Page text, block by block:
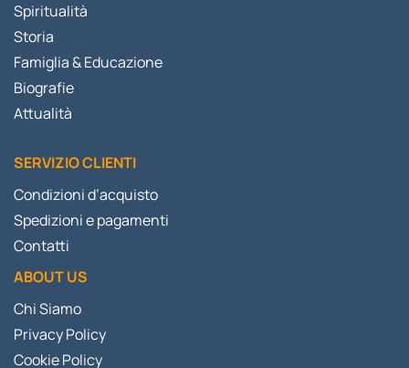
Spiritualità
Storia
Famiglia & Educazione
Biografie
Attualità
SERVIZIO CLIENTI
Condizioni d’acquisto
Spedizioni e pagamenti
Contatti
ABOUT US
Chi Siamo
Privacy Policy
Cookie Policy